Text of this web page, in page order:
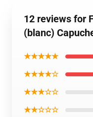
12 reviews for
(blanc)
★★★★★
★★★★☆
★★★☆☆
★★☆☆☆